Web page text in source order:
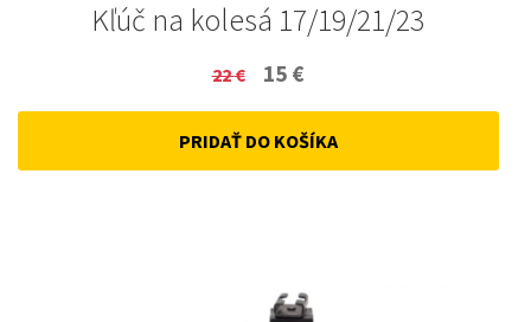
Kľúč na kolesá 17/19/21/23
22€
Original
price
was:
15 €
price
is:
PRIDAŤ DO KOŠÍKA